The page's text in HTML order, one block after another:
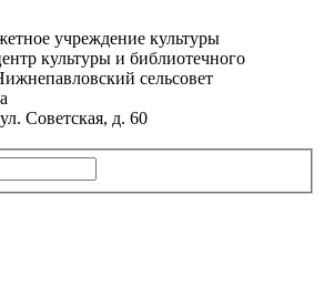
учреждение культуры
культуры и библиотечного
сельсовет
Советская, д. 60